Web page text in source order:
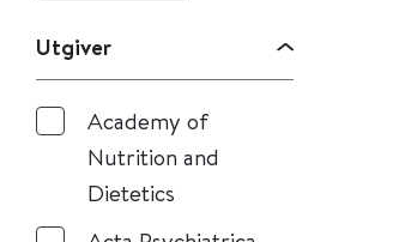
Utgiver
Academy of
Nutrition and
Dietetics